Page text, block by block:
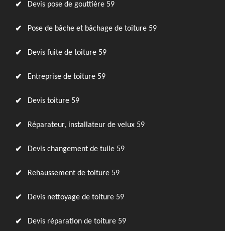
Devis pose de gouttière 59
Pose de bâche et bâchage de toiture 59
Devis fuite de toiture 59
Entreprise de toiture 59
Devis toiture 59
Réparateur, installateur de velux 59
Devis changement de tuile 59
Rehaussement de toiture 59
Devis nettoyage de toiture 59
Devis réparation de toiture 59